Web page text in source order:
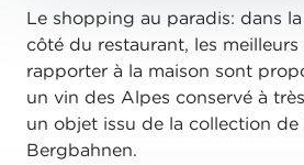
Le shopping au paradis: dans
côté du restaurant, les meilleurs
rapporter à la maison sont
un vin des Alpes conservé à
un objet issu de la collection
Bergbahnen.